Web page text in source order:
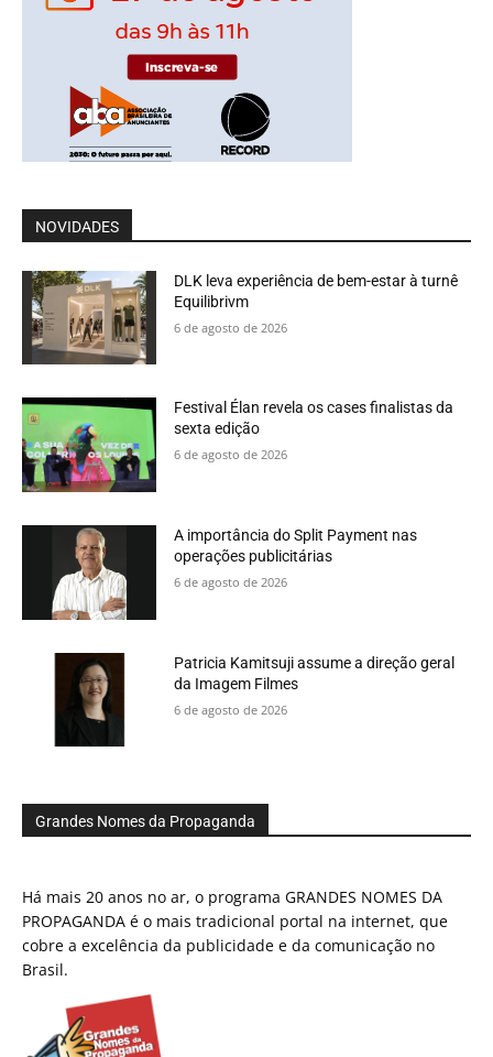
NOVIDADES
DLK leva experiência de bem-estar à turnê
Equilibrivm
6 de agosto de 2026
Festival Élan revela os cases finalistas da
sexta edição
6 de agosto de 2026
A importância do Split Payment nas
operações publicitárias
6 de agosto de 2026
Patricia Kamitsuji assume a direção geral
da Imagem Filmes
6 de agosto de 2026
Grandes Nomes da Propaganda
Há mais 20 anos no ar, o programa GRANDES NOMES DA
PROPAGANDA é o mais tradicional portal na internet, que
cobre a excelência da publicidade e da comunicação no
Brasil.